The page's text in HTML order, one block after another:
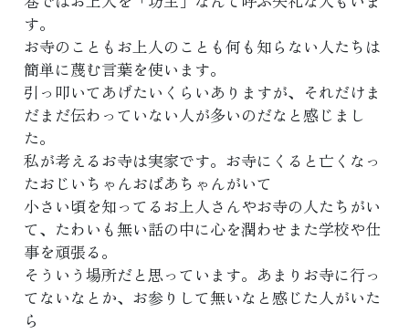
す。
お寺のこともお上人のことも何も知らない人たちは
簡単に蔑む言葉を使います。
引っ叩いてあげたいくらいありますが、それだけま
だまだ伝わっていない人が多いのだなと感じまし
た。
私が考えるお寺は実家です。お寺にくると亡くなっ
たおじいちゃんおばあちゃんがいて
小さい頃を知ってるお上人さんやお寺の人たちがい
て、たわいも無い話の中に心を潤わせまた学校や仕
事を頑張る。
そういう場所だと思っています。あまりお寺に行っ
てないなとか、お参りして無いなと感じた人がいた
ら